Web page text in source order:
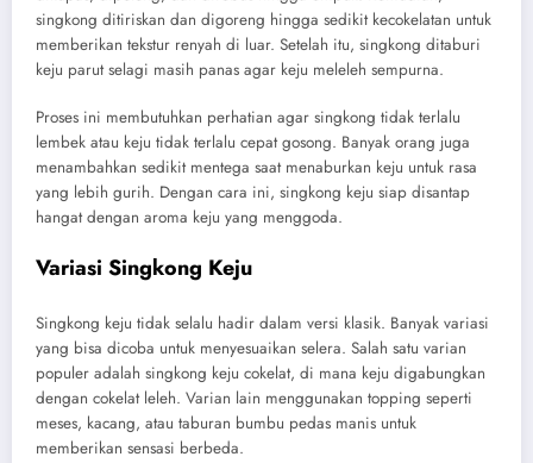
singkong ditiriskan dan digoreng hingga sedikit kecokelatan untuk
memberikan tekstur renyah di luar. Setelah itu, singkong ditaburi
keju parut selagi masih panas agar keju meleleh sempurna.
Proses ini membutuhkan perhatian agar singkong tidak terlalu
lembek atau keju tidak terlalu cepat gosong. Banyak orang juga
menambahkan sedikit mentega saat menaburkan keju untuk rasa
yang lebih gurih. Dengan cara ini, singkong keju siap disantap
hangat dengan aroma keju yang menggoda.
Variasi Singkong Keju
Singkong keju tidak selalu hadir dalam versi klasik. Banyak variasi
yang bisa dicoba untuk menyesuaikan selera. Salah satu varian
populer adalah singkong keju cokelat, di mana keju digabungkan
dengan cokelat leleh. Varian lain menggunakan topping seperti
meses, kacang, atau taburan bumbu pedas manis untuk
memberikan sensasi berbeda.